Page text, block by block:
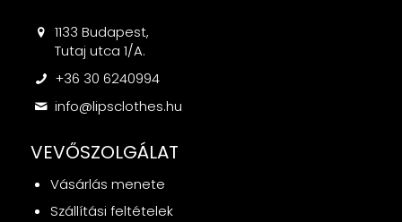
1133 Budapest,
Tutaj utca 1/A.
+36 30 6240994
info@lipsclothes.hu
VEVŐSZOLGÁLAT
Vásárlás menete
Szállítási feltételek